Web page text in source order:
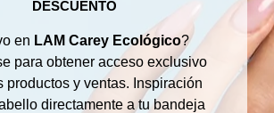
DESCUENTO
en LAM Carey Ecológico?
para obtener acceso exclusivo
productos y ventas. Inspiración
directamente a tu bandeja